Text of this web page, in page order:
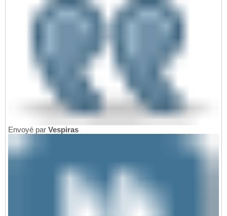
Envoyé par Vespiras